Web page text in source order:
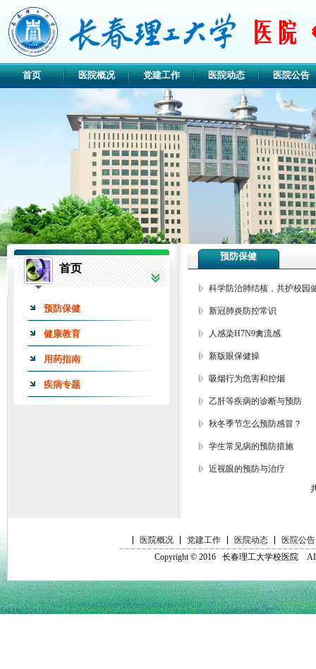
首页 医院概况 党建工作 医院动态 医院公告
首页
预防保健
健康教育
用药指南
疾病专题
预防保健
科学防治肺结核，共护校园
新冠肺炎防控常识
人感染H7N9禽流感
新版眼保健操
吸烟行为危害和控烟
乙肝等疾病的诊断与预防
秋冬季节怎么预防感冒？
学生常见病的预防措施
近视眼的预防与治疗
医院概况 党建工作 医院动态
医院公告
Copyright © 2016 长春理工大学校医院